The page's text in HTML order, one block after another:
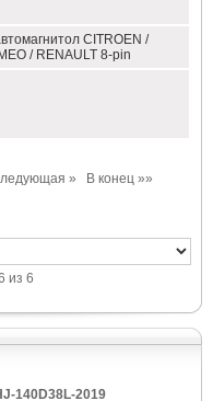
CITROEN /
/ RENAULT 8-pin
» В конец »»
из 6
140D38L-2019